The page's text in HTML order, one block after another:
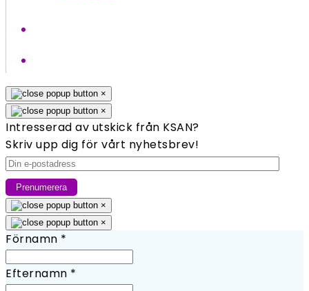
×
×
Intresserad av utskick från KSAN?
Skriv upp dig för vårt nyhetsbrev!
×
×
Förnamn *
Efternamn *